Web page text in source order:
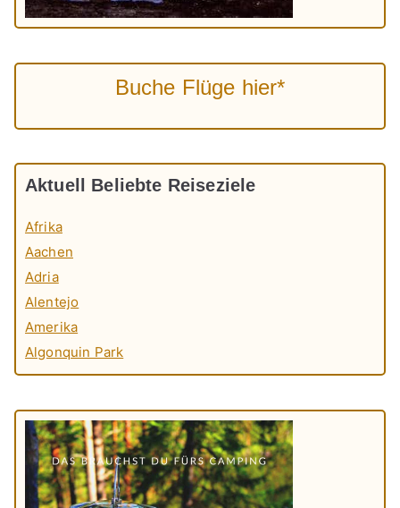
Buche Flüge hier*
Aktuell Beliebte Reiseziele
Afrika
Aachen
Adria
Alentejo
Amerika
Algonquin Park